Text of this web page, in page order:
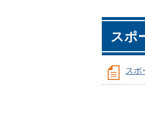
スポ
スポ